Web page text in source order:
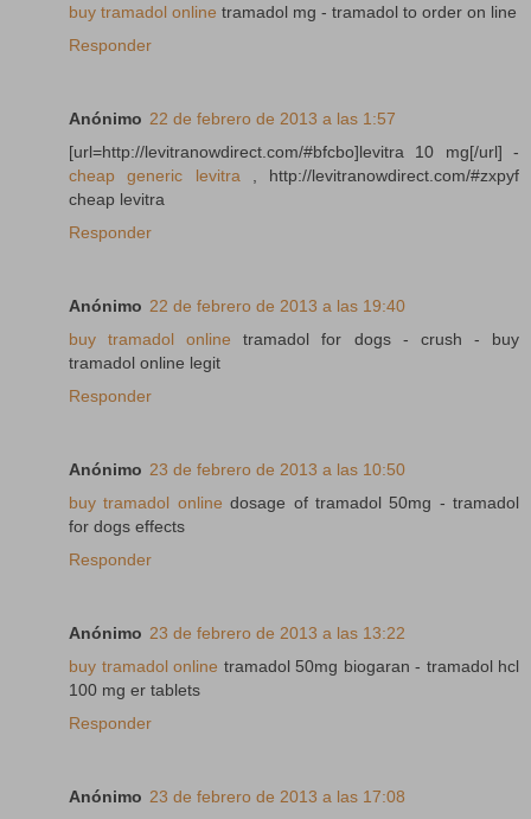
buy tramadol online tramadol mg - tramadol to order on line
Responder
Anónimo 22 de febrero de 2013 a las 1:57
[url=http://levitranowdirect.com/#bfcbo]levitra 10 mg[/url] -
cheap generic levitra, http://levitranowdirect.com/#zxpyf
cheap levitra
Responder
Anónimo 22 de febrero de 2013 a las 19:40
buy tramadol online tramadol for dogs - crush - buy
tramadol online legit
Responder
Anónimo 23 de febrero de 2013 a las 10:50
buy tramadol online dosage of tramadol 50mg - tramadol
for dogs effects
Responder
Anónimo 23 de febrero de 2013 a las 13:22
buy tramadol online tramadol 50mg biogaran - tramadol hcl
100 mg er tablets
Responder
Anónimo 23 de febrero de 2013 a las 17:08